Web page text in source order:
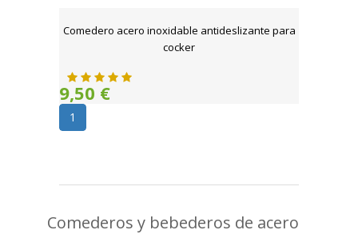
Comedero acero inoxidable antideslizante para
cocker
9,50 €
1
Comederos y bebederos de acero